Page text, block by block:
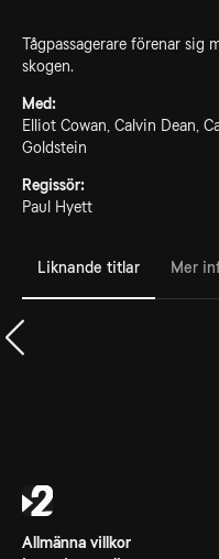
Tågpassagerare förenar sig
skogen.
Med:
Elliot Cowan, Calvin Dean,
Goldstein
Regissör:
Paul Hyett
Liknande titlar Mer
Allmänna villkor